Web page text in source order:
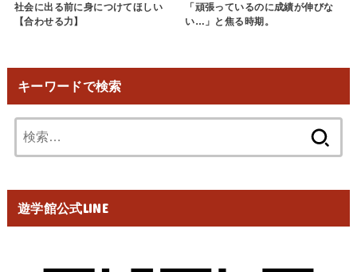
社会に出る前に身につけてほしい
【合わせる力】
「頑張っているのに成績が伸びな
い…」と焦る時期。
キーワードで検索
索:
遊学館公式LINE